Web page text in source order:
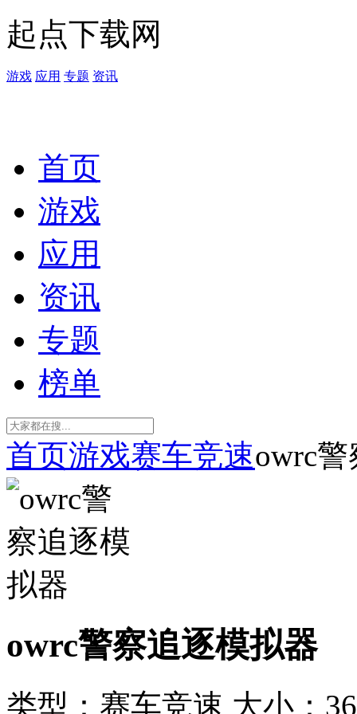
起点下载网
游戏 应用 专题 资讯
首页
游戏
应用
资讯
专题
榜单
首页游戏赛车竞速owrc
owrc警察追逐模拟器
类型：赛车竞速 大小：